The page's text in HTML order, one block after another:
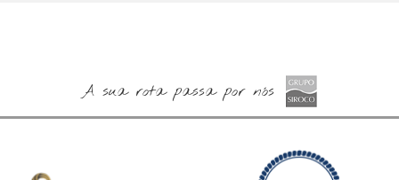
A sua rota passa por nós